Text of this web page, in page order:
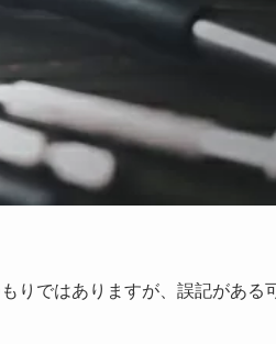
りではありますが、誤記がある可